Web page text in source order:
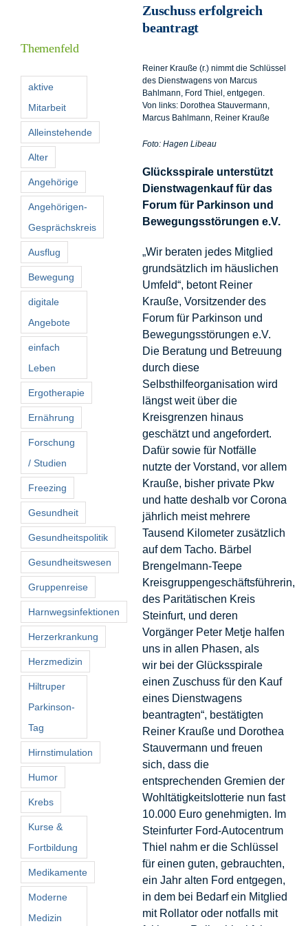
Kontakt
Suche
nach:
Zuschuss erfolgreich
beantragt
Reiner Krauße (r.) nimmt die Schlüssel
des Dienstwagens von Marcus
Bahlmann, Ford Thiel, entgegen.
Von links: Dorothea Stauvermann,
Marcus Bahlmann, Reiner Krauße
Foto: Hagen Libeau
Glücksspirale unterstützt
Dienstwagenkauf für das
Forum für Parkinson und
Bewegungsstörungen e.V.
„Wir beraten jedes Mitglied
grundsätzlich im häuslichen
Umfeld“, betont Reiner
Krauße, Vorsitzender des
Forum für Parkinson und
Bewegungsstörungen e.V.
Die Beratung und Betreuung
durch diese
Selbsthilfeorganisation wird
längst weit über die
Kreisgrenzen hinaus
geschätzt und angefordert.
Dafür sowie für Notfälle
nutzte der Vorstand, vor allem
Krauße, bisher private Pkw
und hatte deshalb vor Corona
jährlich meist mehrere
Tausend Kilometer zusätzlich
auf dem Tacho. Bärbel
Brengelmann-Teepe
Kreisgruppengeschäftsführerin,
des Paritätischen Kreis
Steinfurt, und deren
Vorgänger Peter Metje halfen
uns in allen Phasen, als
wir bei der Glücksspirale
einen Zuschuss für den Kauf
eines Dienstwagens
beantragten“, bestätigten
Reiner Krauße und Dorothea
Stauvermann und freuen
sich, dass die
entsprechenden Gremien der
Wohltätigkeitslotterie nun fast
10.000 Euro genehmigten. Im
Steinfurter Ford-Autocentrum
Thiel nahm er die Schlüssel
für einen guten, gebrauchten,
ein Jahr alten Ford entgegen,
in dem bei Bedarf ein Mitglied
mit Rollator oder notfalls mit
Themenfeld
aktive
Mitarbeit
Alleinstehende
Alter
Angehörige
Angehörigen-
Gesprächskreis
Ausflug
Bewegung
digitale
Angebote
einfach
Leben
Ergotherapie
Ernährung
Forschung
/ Studien
Freezing
Gesundheit
Gesundheitspolitik
Gesundheitswesen
Gruppenreise
Harnwegsinfektionen
Herzerkrankung
Herzmedizin
Hiltruper
Parkinson-
Tag
Hirnstimulation
Humor
Krebs
Kurse &
Fortbildung
Medikamente
Moderne
Medizin